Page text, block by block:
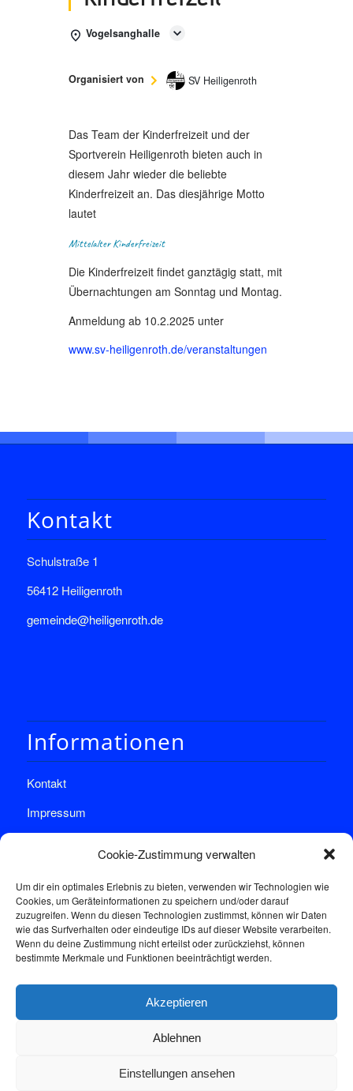
Cookie-Zustimmung verwalten
Um dir ein optimales Erlebnis zu bieten, verwenden wir Technologien wie
Cookies, um Geräteinformationen zu speichern und/oder darauf
zuzugreifen. Wenn du diesen Technologien zustimmst, können wir Daten
wie das Surfverhalten oder eindeutige IDs auf dieser Website verarbeiten.
Wenn du deine Zustimmung nicht erteilst oder zurückziehst, können
bestimmte Merkmale und Funktionen beeinträchtigt werden.
Akzeptieren
Ablehnen
Einstellungen ansehen
Vogelsanghalle
Organisiert von SV Heiligenroth
Das Team der Kinderfreizeit und der
Sportverein Heiligenroth bieten auch in
diesem Jahr wieder die beliebte
Kinderfreizeit an. Das diesjährige Motto
lautet
Mittelalter Kinderfreizeit
Die Kinderfreizeit findet ganztägig statt, mit
Übernachtungen am Sonntag und Montag.
Anmeldung ab 10.2.2025 unter
www.sv-heiligenroth.de/veranstaltungen
Kontakt
Schulstraße 1
56412 Heiligenroth
gemeinde@heiligenroth.de
Informationen
Kontakt
Impressum
Sprechstunde
Donnerstags: 17:00-18:30